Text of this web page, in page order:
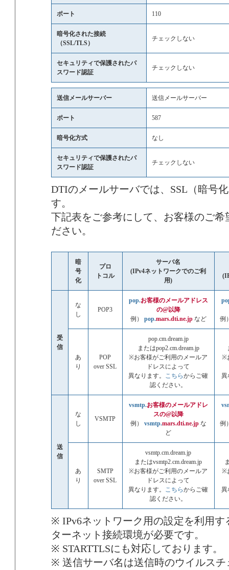
ポート 110
暗号化された接続
（SSL/TLS）
チェックしない
セキュリティで保護されたパ
スワード認証
チェックしない
送信メールサーバー 送信メールサーバー
ポート 587
暗号化方式 なし
セキュリティで保護されたパ
スワード認証
チェックしない
DTIのメールサーバでは、SSL（暗号
す。
下記表をご参考にして、お客様のご
ださい。
暗
号
化
プロ
トコル
サーバ名
(IPv4ネットワークでのご利
用)
受
信
な
し
POP3
pop.お客様のメールアドレス
の@以降
例） pop.mars.dti.ne.jp など 例
あ
り
POP
over SSL
pop.cm.dream.jp
またはpop2.cm.dream.jp
※お客様がご利用のメールア
ドレスによって
異なります。 こちらからご確
認ください。
※
異
送
信
な
し
VSMTP
vsmtp.お客様のメールアドレ
スの@以降
例） vsmtp.mars.dti.ne.jp な
ど
例
あ
り
SMTP
over SSL
vsmtp.cm.dream.jp
またはvsmtp2.cm.dream.jp
※お客様がご利用のメールア
ドレスによって
異なります。 こちらからご確
認ください。
※
異
※ IPv6ネットワーク用の設定を利用す
ターネット接続環境が必要です。
※ STARTTLSにも対応しております。
※ 送信サーバ名は送信時のウイルス